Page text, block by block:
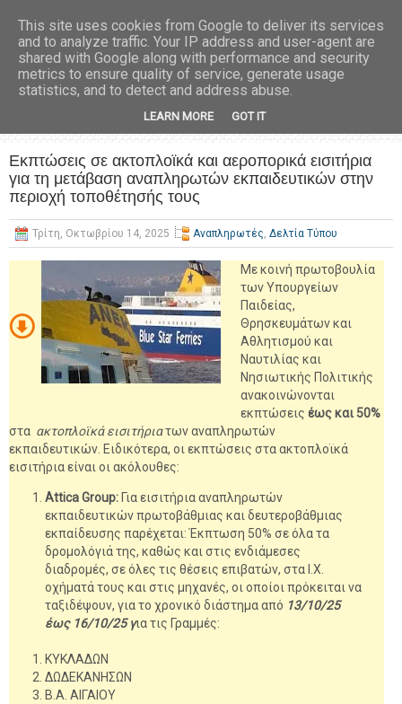
Εκπτώσεις σε ακτοπλοϊκά και αεροπορικά εισιτήρια
για τη μετάβαση αναπληρωτών εκπαιδευτικών στην
περιοχή τοποθέτησής τους
Τρίτη, Οκτωβρίου 14, 2025 Αναπληρωτές, Δελτία Τύπου
Με κοινή πρωτοβουλία
των Υπουργείων
Παιδείας,
Θρησκευμάτων και
Αθλητισμού και
Ναυτιλίας και
Νησιωτικής Πολιτικής
ανακοινώνονται
εκπτώσεις έως και 50%
στα ακτοπλοϊκά εισιτήριατων αναπληρωτών
εκπαιδευτικών. Ειδικότερα, οι εκπτώσεις στα ακτοπλοϊκά
εισιτήρια είναι οι ακόλουθες:
Attica Group: Για εισιτήρια αναπληρωτών
εκπαιδευτικών πρωτοβάθμιας και δευτεροβάθμιας
εκπαίδευσης παρέχεται: Έκπτωση 50% σε όλα τα
δρομολόγιά της, καθώς και στις ενδιάμεσες
διαδρομές, σε όλες τις θέσεις επιβατών, στα Ι.Χ.
οχήματά τους και στις μηχανές, οι οποίοι πρόκειται να
ταξιδέψουν, για το χρονικό διάστημα από 13/10/25
έως 16/10/25 για τις Γραμμές:
ΚΥΚΛΑΔΩΝ
ΔΩΔΕΚΑΝΗΣΩΝ
Β.Α. ΑΙΓΑΙΟΥ
This site uses cookies from Google to deliver its services
and to analyze traffic. Your IP address and user-agent are
shared with Google along with performance and security
metrics to ensure quality of service, generate usage
statistics, and to detect and address abuse.
LEARN MORE GOT IT